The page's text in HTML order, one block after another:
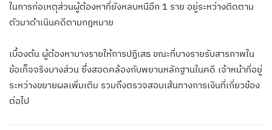
ในการก่อเหตุส่วนผู้ต้องหาที่ยังหลบหนีอีก 1 ราย อยู่ระหว่างติดตาม
ตัวมาดำเนินคดีตามกฎหมาย
เบื้องต้น ผู้ต้องหาบางรายให้การปฏิเสธ ขณะที่บางรายรับสารภาพใน
ข้อเท็จจริงบางส่วน ซึ่งสอดคล้องกับพยานหลักฐานในคดี เจ้าหน้าที่อยู่
ระหว่างขยายผลเพิ่มเติม รวมถึงตรวจสอบเส้นทางการเงินที่เกี่ยวข้อง
ต่อไป